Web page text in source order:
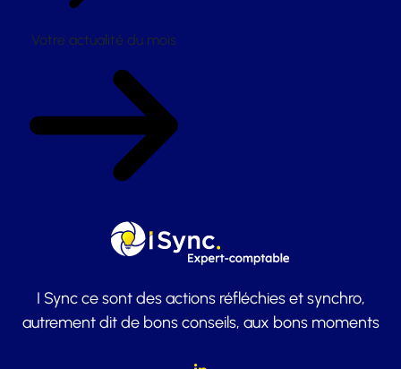
Votre actualité du mois
I Sync ce sont des actions réfléchies et synchro,
autrement dit de bons conseils, aux bons moments